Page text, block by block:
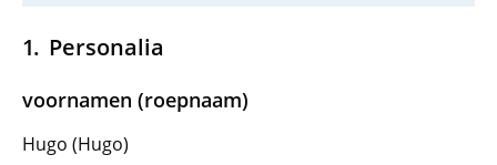
Personalia
voornamen (roepnaam)
Hugo (Hugo)